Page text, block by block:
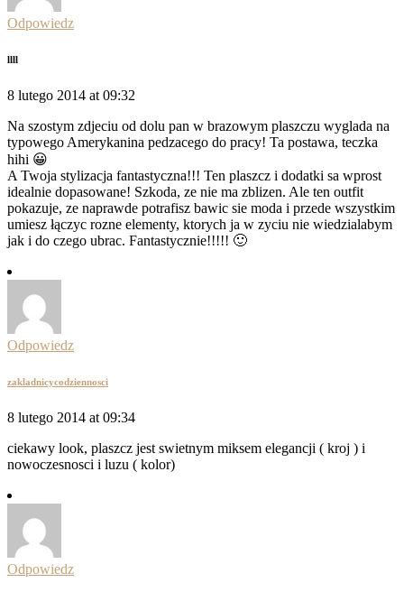
Odpowiedz
llll
8 lutego 2014 at 09:32
Na szostym zdjeciu od dolu pan w brazowym plaszczu wyglada na
typowego Amerykanina pedzacego do pracy! Ta postawa, teczka
hihi 😀
A Twoja stylizacja fantastyczna!!! Ten plaszcz i dodatki sa wprost
idealnie dopasowane! Szkoda, ze nie ma zblizen. Ale ten outfit
pokazuje, ze naprawde potrafisz bawic sie moda i przede wszystkim
umiesz łączyc rozne elementy, ktorych ja w zyciu nie wiedzialabym
jak i do czego ubrac. Fantastycznie!!!!! 🙂
Odpowiedz
zakladnicycodziennosci
8 lutego 2014 at 09:34
ciekawy look, plaszcz jest swietnym miksem elegancji ( kroj ) i
nowoczesnosci i luzu ( kolor)
Odpowiedz